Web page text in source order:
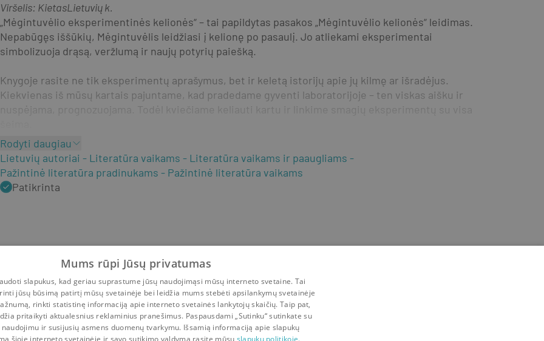
Viršelis: KietasLietuvių k.
„Mėgintuvėlio eksperimentinės kelionės“ – tai papildytas pasakos „Mėgintuvėlio kelionės“ leidimas.
Nepabūgęs iššūkių, Mėgintuvėlis leidžiasi į kelionę po pasaulį. Jo atliekami eksperimentai
simbolizuoja drąsą, veržlumą ir naujų potyrių paiešką.
Knygoje rasite ne tik eksperimentų aprašymus, bet ir keletą istorijų apie jų kilmę ar išradėjus.
Kiekvienas iš mūsų kartais pajuntame, kad pradedame gyventi laboratorijoje – ten viskas aišku ir
nuspėjama, prognozuojama. Todėl kviečiame keliauti kartu ir linkime smagių eksperimentų su visa
Rodyti daugiau
Lietuvių autoriai
Literatūra vaikams
Literatūra vaikams ir paaugliams
Pažintinė literatūra pradinukams
Pažintinė literatūra vaikams
Patikrinta
Mums rūpi Jūsų privatumas
slapukus, kad geriau suprastume jūsų naudojimąsi mūsų interneto svetaine. Tai
jūsų būsimą patirtį mūsų svetainėje bei leidžia mums stebėti apsilankymų svetainėje
rinkti statistinę informaciją apie interneto svetainės lankytojų skaičių. Taip pat,
pritaikyti aktualesnius reklaminius pranešimus. Paspausdami „Sutinku“ sutinkate su
ir susijusių asmens duomenų tvarkymu. Išsamią informaciją apie slapukų
šioje interneto svetainėje ir savo sutikimo valdymą rasite mūsų slapukų politikoje.